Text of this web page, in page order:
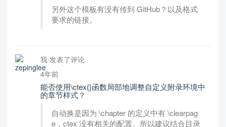
另外这个模板有没有传到 GitHub？以及格式
要求的链接。
我 发表了评论
4年前
能否使用\ctex{}函数局部地调整自定义附录环境中
的章节样式？
自动换是因为 \chapter 的定义中有 \clearpag
e，ctex 没有相关的配置。所以建议结合目录